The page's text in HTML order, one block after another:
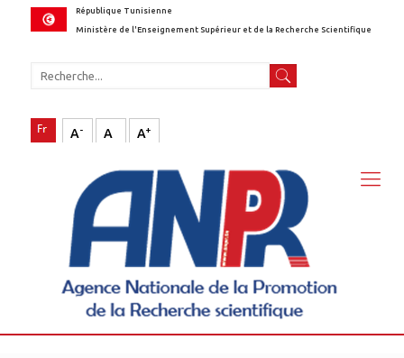
République Tunisienne
Ministère de l'Enseignement Supérieur et de la Recherche Scientifique
A- A A+